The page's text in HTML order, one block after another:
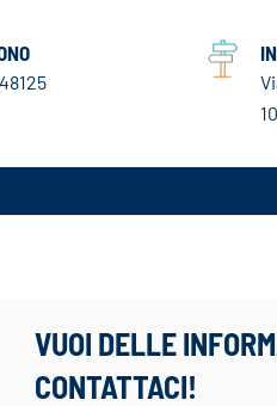
VUOI DELLE
CONTATTACI!